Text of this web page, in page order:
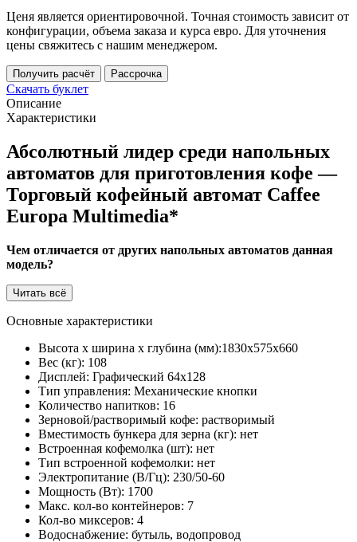
Ценя является ориентировочной. Точная стоимость зависит от
конфигурации, объема заказа и курса евро. Для уточнения
цены свяжитесь с нашим менеджером.
Получить расчёт Рассрочка
Скачать буклет
Описание
Характеристики
Абсолютный лидер среди напольных
автоматов для приготовления кофе —
Торговый кофейный автомат Caffee
Europa Multimedia*
Чем отличается от других напольных автоматов данная
модель?
Читать всё
Основные характеристики
Высота х ширина х глубина (мм):1830х575х660
Вес (кг): 108
Дисплей: Графический 64х128
Тип управления: Механические кнопки
Количество напитков: 16
Зерновой/растворимый кофе: растворимый
Вместимость бункера для зерна (кг): нет
Встроенная кофемолка (шт): нет
Тип встроенной кофемолки: нет
Электропитание (В/Гц): 230/50-60
Мощность (Вт): 1700
Макс. кол-во контейнеров: 7
Кол-во миксеров: 4
Водоснабжение: бутыль, водопровод